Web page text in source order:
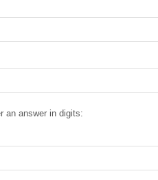
an answer in digits: